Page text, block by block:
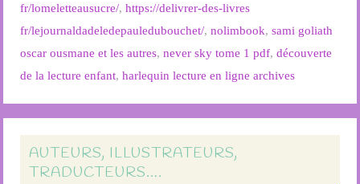
fr/lomeletteausucre/,https://delivrer-des-livres
fr/lejournaldadeledepauledubouchet/,nolimbook,sami goliath
oscar ousmane et les autres,never sky tome 1 pdf,découverte
de la lecture enfant,harlequin lecture en ligne archives
AUTEURS, ILLUSTRATEURS,
TRADUCTEURS….